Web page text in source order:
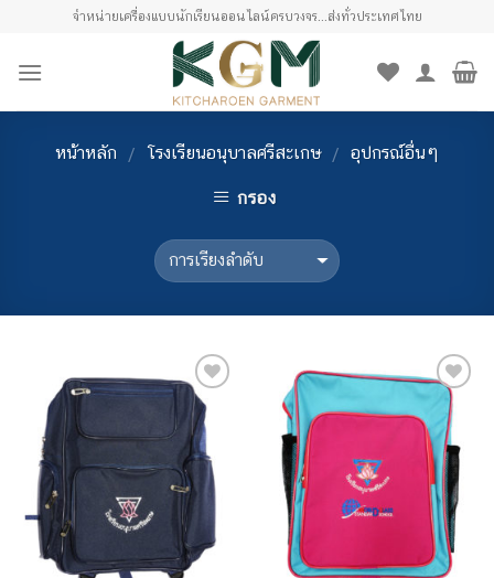
content
จำหน่ายเครื่องแบบนักเรียนออนไลน์ครบวงจร...ส่งทั่วประเทศไทย
หน้าหลัก / โรงเรียนอนุบาลศรีสะเกษ / อุปกรณ์อื่นๆ
กรอง
เพิ่มไป
ยัง
รายการ
โปรด
เพิ่มไป
ยัง
รายการ
โปรด